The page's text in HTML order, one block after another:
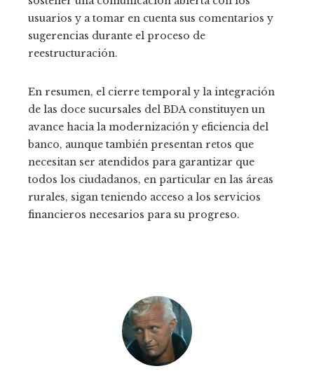
usuarios y a tomar en cuenta sus comentarios y
sugerencias durante el proceso de
reestructuración.
En resumen, el cierre temporal y la integración
de las doce sucursales del BDA constituyen un
avance hacia la modernización y eficiencia del
banco, aunque también presentan retos que
necesitan ser atendidos para garantizar que
todos los ciudadanos, en particular en las áreas
rurales, sigan teniendo acceso a los servicios
financieros necesarios para su progreso.